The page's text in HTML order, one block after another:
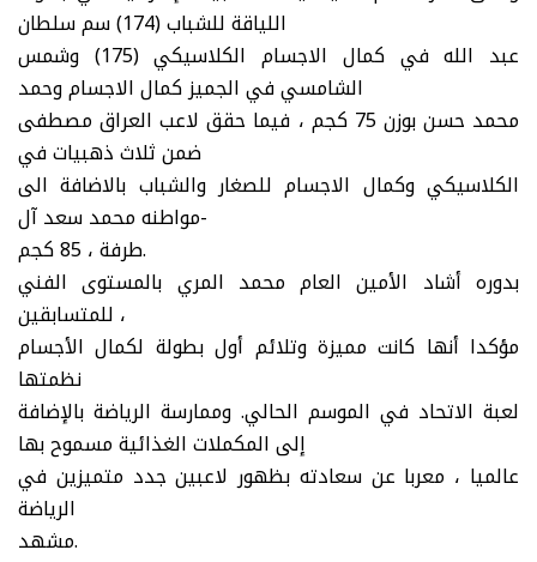
اللياقة للشباب (174) سم سلطان
عبد الله في كمال الاجسام الكلاسيكي (175) وشمس
الشامسي في الجميز كمال الاجسام وحمد
محمد حسن بوزن 75 كجم ، فيما حقق لاعب العراق مصطفى
ضمن ثلاث ذهبيات في
الكلاسيكي وكمال الاجسام للصغار والشباب بالاضافة الى
مواطنه محمد سعد آل-
طرفة ، 85 كجم.
بدوره أشاد الأمين العام محمد المري بالمستوى الفني
للمتسابقين ،
مؤكدا أنها كانت مميزة وتلائم أول بطولة لكمال الأجسام
نظمتها
لعبة الاتحاد في الموسم الحالي. وممارسة الرياضة بالإضافة
إلى المكملات الغذائية مسموح بها
عالميا ، معربا عن سعادته بظهور لاعبين جدد متميزين في
الرياضة
مشهد.